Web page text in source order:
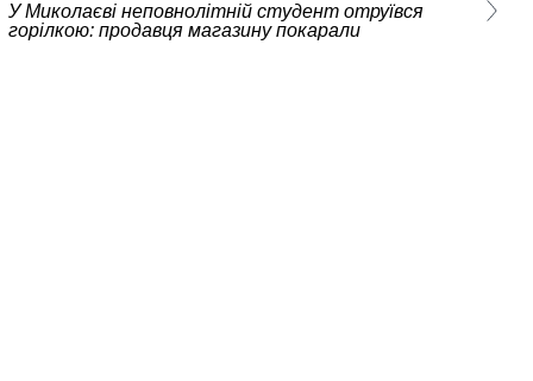
У Миколаєві неповнолітній студент отруївся
горілкою: продавця магазину покарали